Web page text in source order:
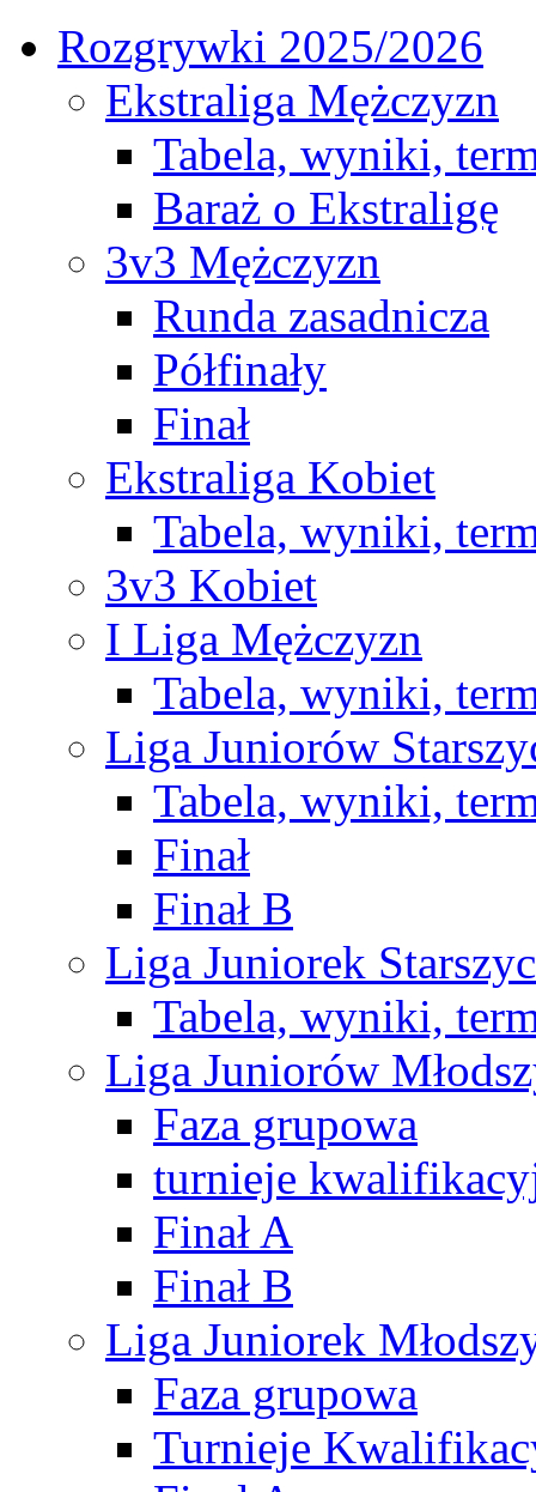
Rozgrywki 2025/2026
Ekstraliga Mężczyzn
Tabela, wyniki,
Baraż o Ekstraligę
3v3 Mężczyzn
Runda zasadnicza
Półfinały
Finał
Ekstraliga Kobiet
Tabela, wyniki,
3v3 Kobiet
I Liga Mężczyzn
Tabela, wyniki,
Liga Juniorów
Tabela, wyniki,
Finał
Finał B
Liga Juniorek
Tabela, wyniki,
Liga Juniorów
Faza grupowa
turnieje
Finał A
Finał B
Liga Juniorek
Faza grupowa
Turnieje